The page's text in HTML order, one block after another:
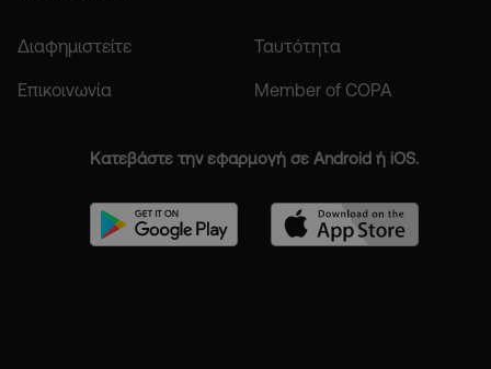
Διαφημιστείτε Ταυτότητα
Επικοινωνία Member of COPA
Κατεβάστε την εφαρμογή σε Android ή iOS.